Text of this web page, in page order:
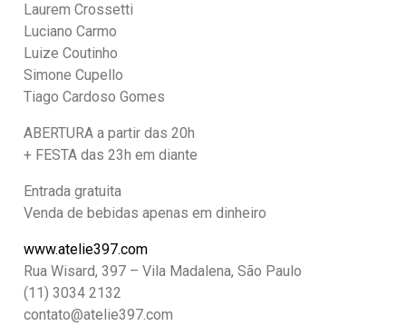
Laurem Crossetti
Luciano Carmo
Luize Coutinho
Simone Cupello
Tiago Cardoso Gomes
ABERTURA a partir das 20h
+ FESTA das 23h em diante
Entrada gratuita
Venda de bebidas apenas em dinheiro
www.atelie397.com
Rua Wisard, 397 – Vila Madalena, São Paulo
(11) 3034 2132
contato@atelie397.com